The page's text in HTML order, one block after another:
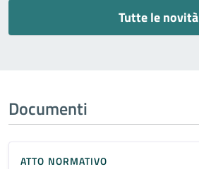
Tutte le novità
Documenti
ATTO NORMATIVO